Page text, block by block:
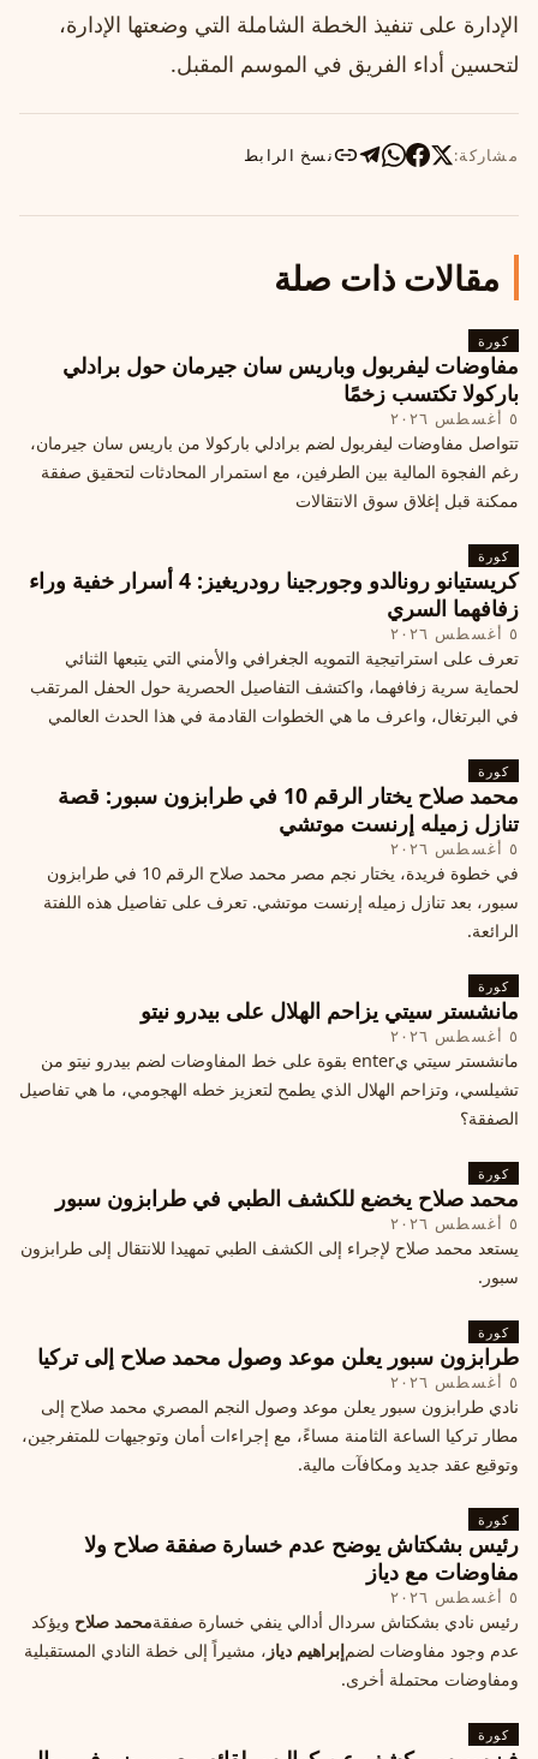
الإدارة على تنفيذ الخطة الشاملة التي وضعتها الإدارة،
لتحسين أداء الفريق في الموسم المقبل.
مشاركة: نسخ الرابط
مقالات ذات صلة
كورة
مفاوضات ليفربول وباريس سان جيرمان حول برادلي
باركولا تكتسب زخمًا
٥ أغسطس ٢٠٢٦
تتواصل مفاوضات ليفربول لضم برادلي باركولا من باريس سان جيرمان،
رغم الفجوة المالية بين الطرفين، مع استمرار المحادثات لتحقيق صفقة
ممكنة قبل إغلاق سوق الانتقالات
كورة
كريستيانو رونالدو وجورجينا رودريغيز: 4 أسرار خفية وراء
زفافهما السري
٥ أغسطس ٢٠٢٦
تعرف على استراتيجية التمويه الجغرافي والأمني التي يتبعها الثنائي
لحماية سرية زفافهما، واكتشف التفاصيل الحصرية حول الحفل المرتقب
في البرتغال، واعرف ما هي الخطوات القادمة في هذا الحدث العالمي
كورة
محمد صلاح يختار الرقم 10 في طرابزون سبور: قصة
تنازل زميله إرنست موتشي
٥ أغسطس ٢٠٢٦
في خطوة فريدة، يختار نجم مصر محمد صلاح الرقم 10 في طرابزون
سبور، بعد تنازل زميله إرنست موتشي. تعرف على تفاصيل هذه اللفتة
الرائعة.
كورة
مانشستر سيتي يزاحم الهلال على بيدرو نيتو
٥ أغسطس ٢٠٢٦
مانشستر سيتي يenter بقوة على خط المفاوضات لضم بيدرو نيتو من
تشيلسي، وتزاحم الهلال الذي يطمح لتعزيز خطه الهجومي، ما هي تفاصيل
الصفقة؟
كورة
محمد صلاح يخضع للكشف الطبي في طرابزون سبور
٥ أغسطس ٢٠٢٦
يستعد محمد صلاح لإجراء إلى الكشف الطبي تمهيدا للانتقال إلى طرابزون
سبور.
كورة
طرابزون سبور يعلن موعد وصول محمد صلاح إلى تركيا
٥ أغسطس ٢٠٢٦
نادي طرابزون سبور يعلن موعد وصول النجم المصري محمد صلاح إلى
مطار تركيا الساعة الثامنة مساءً، مع إجراءات أمان وتوجيهات للمتفرجين،
وتوقيع عقد جديد ومكافآت مالية.
كورة
رئيس بشكتاش يوضح عدم خسارة صفقة صلاح ولا
مفاوضات مع دياز
٥ أغسطس ٢٠٢٦
رئيس نادي بشكتاش سردال أدالي ينفي خسارة صفقةمحمد صلاح ويؤكد
عدم وجود مفاوضات لضمإبراهيم دياز ، مشيراً إلى خطة النادي المستقبلية
ومفاوضات محتملة أخرى.
كورة